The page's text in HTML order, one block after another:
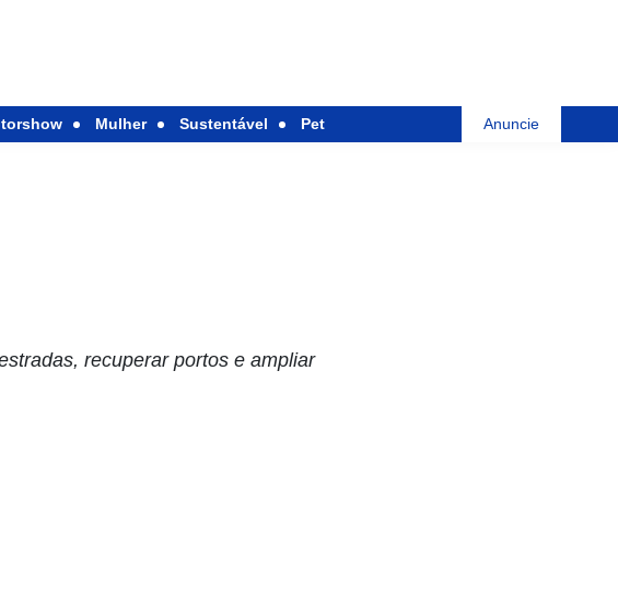
Mulher Sustentável Pet Anuncie
recuperar portos e ampliar